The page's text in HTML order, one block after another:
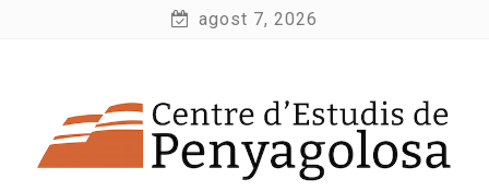
agost 7, 2026